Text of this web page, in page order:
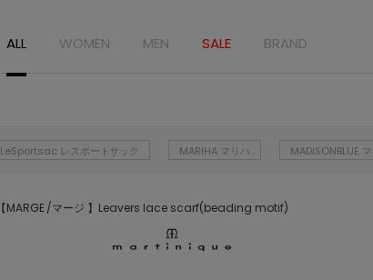
ALL WOMEN MEN SALE BRAND
LeSportsac レスポートサック MARIHA マリハ MADISONBLUE
【MARGE /マージ 】Leavers lace scarf(beading motif)